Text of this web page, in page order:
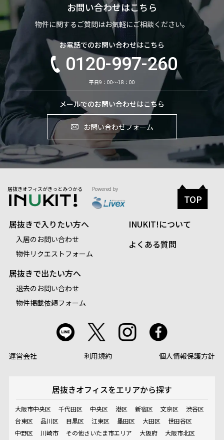
お問い合わせはこちら
物件に関するご質問はお気軽にご相談ください。
お電話でのお問い合わせはこちら
0120-997-260
平日9：00～18：00
メールでのお問い合わせはこちら
お問い合わせフォーム
居抜きオフィスがきっとみつかる Powered by
居抜きで入りたい方へ
入居のお問い合わせ
物件リクエストフォーム
居抜きで出たい方へ
退去のお問い合わせ
物件掲載依頼フォーム
INUKIT!について
よくある質問
運営会社 利用規約 個人情報保護方針
居抜きオフィスをエリアから探す
大阪市中央区 千代田区 中央区 港区 新宿区 文京区
渋谷区
台東区
品川区 目黒区 江東区 墨田区 大田区
世田谷区
中野区
川崎市 その他さいたま市エリア 大阪府
大阪市北区
TOP